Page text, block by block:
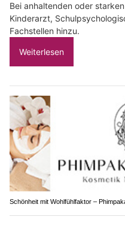
Bei anhaltenden oder
Kinderarzt,
Fachstellen hinzu.
Weiterlesen
Schönheit mit Wohlfühlfaktor –